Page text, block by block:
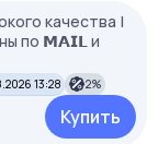
качества |
по 𝗠𝗔𝗜𝗟 и
13:28 2%
Купить